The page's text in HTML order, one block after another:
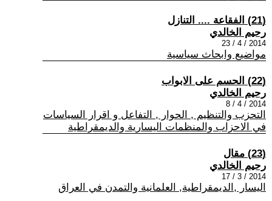
(21) الفقاعة .... التنازل
رحيم الخالدي
2014 / 4 / 23
مواضيع وابحاث سياسية
(22) الحسم على الابواب
رحيم الخالدي
2014 / 4 / 8
التحزب والتنظيم , الحوار , التفاعل و اقرار السياسات
في الاحزاب والمنظمات اليسارية والديمقراطية
(23) مقال
رحيم الخالدي
2014 / 3 / 17
اليسار ,الديمقراطية, العلمانية والتمدن في العراق